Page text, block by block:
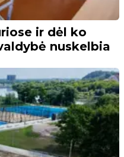
ir dėl ko
nuskelbia